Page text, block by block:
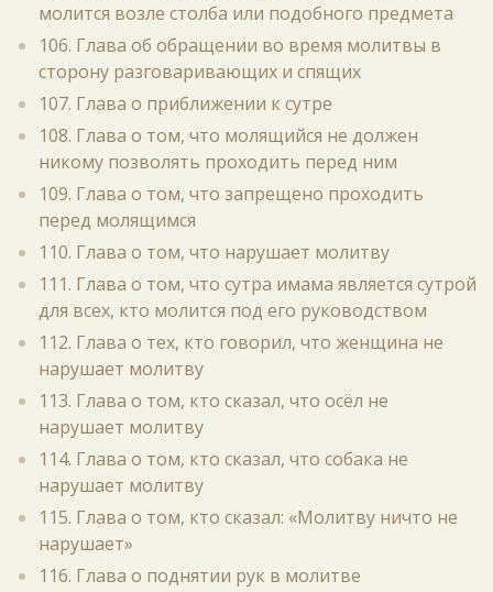
молится возле столба или подобного предмета
106. Глава об обращении во время молитвы в
сторону разговаривающих и спящих
107. Глава о приближении к сутре
108. Глава о том, что молящийся не должен
никому позволять проходить перед ним
109. Глава о том, что запрещено проходить
перед молящимся
110. Глава о том, что нарушает молитву
111. Глава о том, что сутра имама является сутрой
для всех, кто молится под его руководством
112. Глава о тех, кто говорил, что женщина не
нарушает молитву
113. Глава о том, кто сказал, что осёл не
нарушает молитву
114. Глава о том, кто сказал, что собака не
нарушает молитву
115. Глава о том, кто сказал: «Молитву ничто не
нарушает»
116. Глава о поднятии рук в молитве